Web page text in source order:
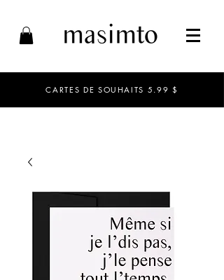
CARTES DE SOUHAITS 5.99 $